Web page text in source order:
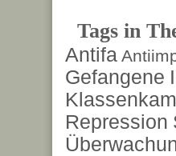
Tags in
Antifa
Gefangene
Repression